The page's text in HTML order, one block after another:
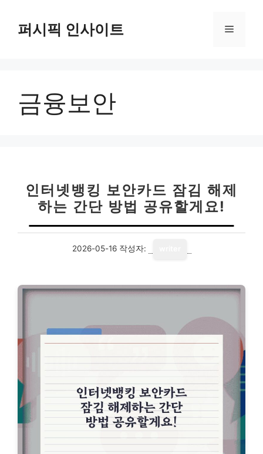
퍼시픽 인사이트 메
금융보안
인터넷뱅킹 보안카드 잠김 해제
하는 간단 방법 공유할게요!
2026-05-16 작성자: